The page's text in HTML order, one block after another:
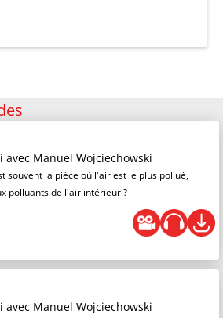
avec Manuel Wojciechowski
souvent la pièce où l'air est le plus pollué,
polluants de l'air intérieur ?
avec Manuel Wojciechowski